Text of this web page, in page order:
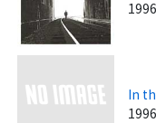
1996
In
1996